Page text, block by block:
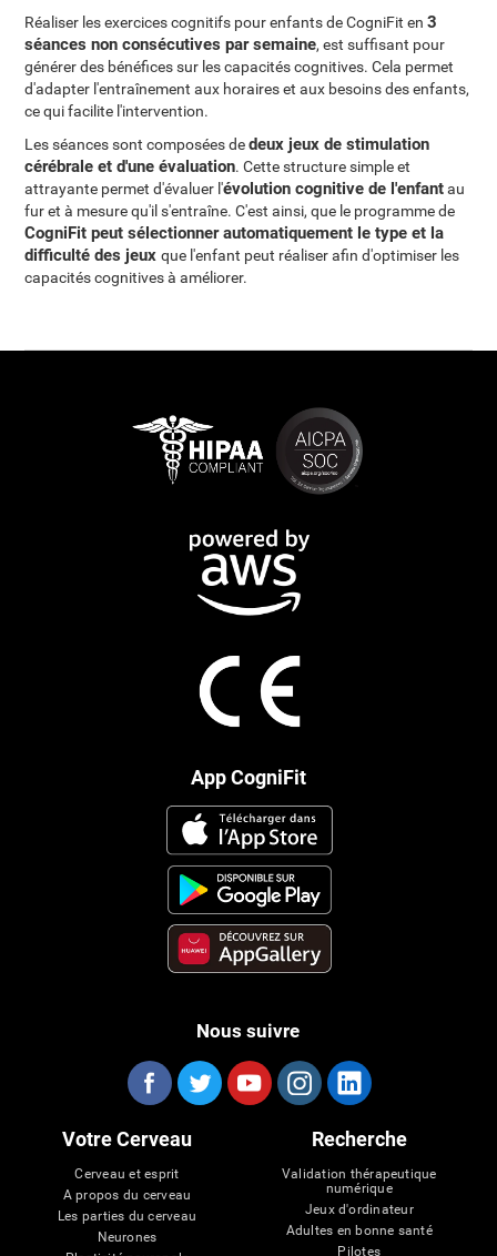
Réaliser les exercices cognitifs pour enfants de CogniFit en3
séances non consécutives par semaine, est suffisant pour
générer des bénéfices sur les capacités cognitives. Cela permet
d'adapter l'entraînement aux horaires et aux besoins des enfants,
ce qui facilite l'intervention.
Les séances sont composées dedeux jeux de stimulation
cérébrale et d'une évaluation. Cette structure simple et
attrayante permet d'évaluer l'évolution cognitive de l'enfantau
fur et à mesure qu'il s'entraîne. C'est ainsi, que le programme de
CogniFit peut sélectionner automatiquement le type et la
difficulté des jeuxque l'enfant peut réaliser afin d'optimiser les
capacités cognitives à améliorer.
App CogniFit
Nous suivre
Votre Cerveau
Cerveau et esprit
A propos du cerveau
Les parties du cerveau
Neurones
Recherche
Validation thérapeutique
numérique
Jeux d'ordinateur
Adultes en bonne santé
Pilotes